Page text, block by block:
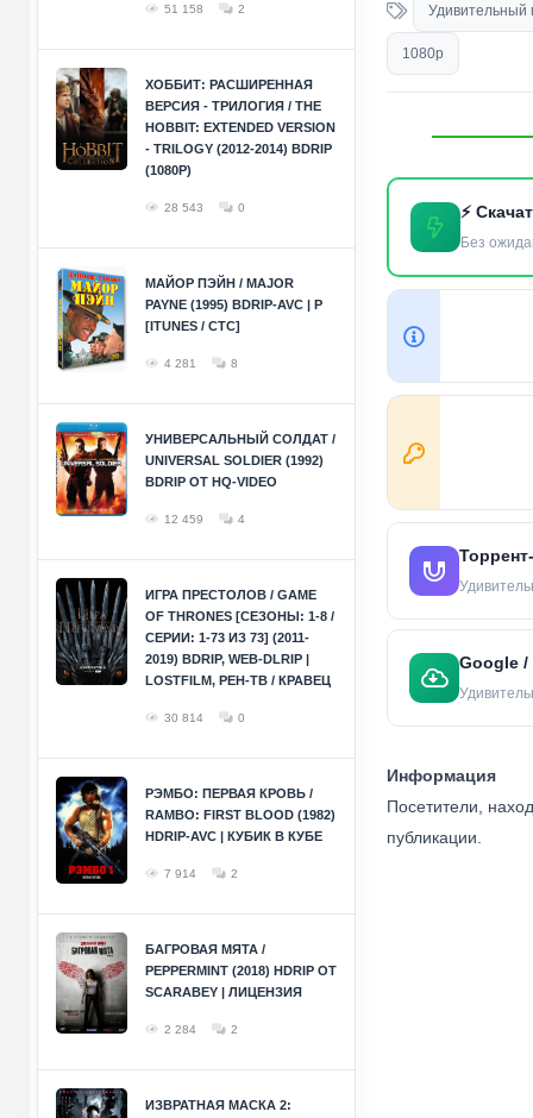
51 158 2
ХОББИТ: РАСШИРЕННАЯ
ВЕРСИЯ - ТРИЛОГИЯ / THE
HOBBIT: EXTENDED VERSION
- TRILOGY (2012-2014) BDRIP
(1080P)
28 543 0
МАЙОР ПЭЙН / MAJOR
PAYNE (1995) BDRIP-AVC | P
[ITUNES / СТС]
4 281 8
УНИВЕРСАЛЬНЫЙ СОЛДАТ /
UNIVERSAL SOLDIER (1992)
BDRIP ОТ HQ-VIDEO
12 459 4
ИГРА ПРЕСТОЛОВ / GAME
OF THRONES [СЕЗОНЫ: 1-8 /
СЕРИИ: 1-73 ИЗ 73] (2011-
2019) BDRIP, WEB-DLRIP |
LOSTFILM, РЕН-ТВ / КРАВЕЦ
30 814 0
РЭМБО: ПЕРВАЯ КРОВЬ /
RAMBO: FIRST BLOOD (1982)
HDRIP-AVC | КУБИК В КУБЕ
7 914 2
БАГРОВАЯ МЯТА /
PEPPERMINT (2018) HDRIP ОТ
SCARABEY | ЛИЦЕНЗИЯ
2 284 2
ИЗВРАТНАЯ МАСКА 2:
Удивительный
1080p
⚡
Без
Google /
Информация
Посетители,
публикации.